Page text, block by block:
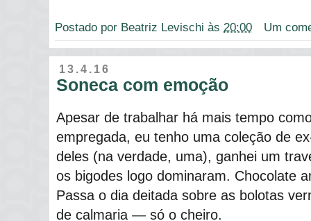
Postado por Beatriz Levischi às 20:00 Um
13.4.16
Soneca com emoção
Apesar de trabalhar há mais tempo
empregada, eu tenho uma coleção de
deles (na verdade, uma), ganhei um
os bigodes logo dominaram. Chocolate
Passa o dia deitada sobre as bolotas
de calmaria ― só o cheiro.